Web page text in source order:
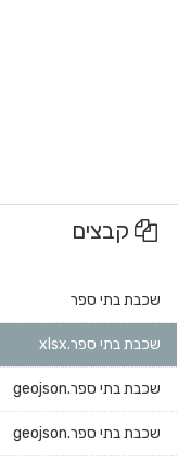
קבצים
שכבת בתי ספר
שכבת בתי ספר.xlsx
שכבת בתי ספר.geojson
שכבת בתי ספר.geojson